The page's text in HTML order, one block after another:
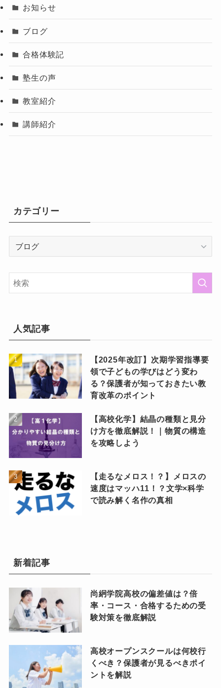
お知らせ
ブログ
合格体験記
塾生の声
教室紹介
講師紹介
カテゴリー
リ
ー
人気記事
【2025年改訂】次期学習指導要
領で子どもの学びはどう変わ
る？保護者が知っておきたい教
育改革のポイント
【高校化学】結晶の種類と見分
け方を徹底解説！｜物質の構造
を攻略しよう
【走るなメロス！？】メロスの
速度はマッハ11！？文学×科学
で読み解く名作の真相
新着記事
尚絅学院高校の偏差値は？倍
率・コース・合格するための受
験対策を徹底解説
高校オープンスクールは何校行
くべき？保護者が見るべきポイ
ントを解説